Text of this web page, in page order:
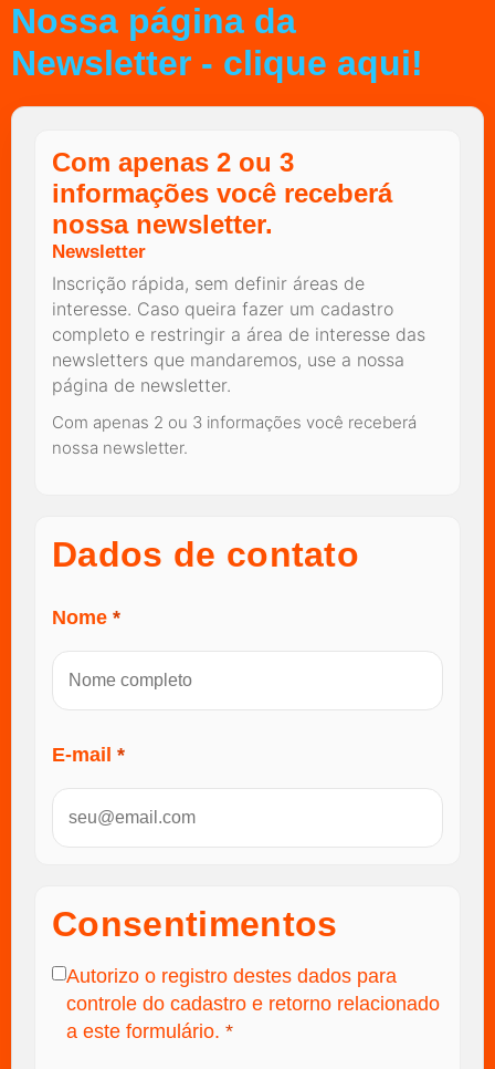
Nossa página da
Newsletter - clique aqui!
Com apenas 2 ou 3
informações você receberá
nossa newsletter.
Newsletter
Inscrição rápida, sem definir áreas de
interesse. Caso queira fazer um cadastro
completo e restringir a área de interesse das
newsletters que mandaremos, use a nossa
página de newsletter.
Com apenas 2 ou 3 informações você receberá
nossa newsletter.
Dados de contato
Nome *
E-mail *
Consentimentos
Autorizo o registro destes dados para
controle do cadastro e retorno relacionado
a este formulário. *